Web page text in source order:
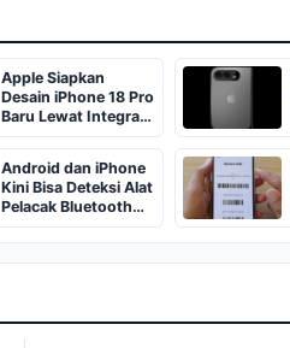
Apple Siapkan
Desain iPhone 18 Pro
Baru Lewat Integrasi
Siri AI
Android dan iPhone
Kini Bisa Deteksi Alat
Pelacak Bluetooth
Misterius